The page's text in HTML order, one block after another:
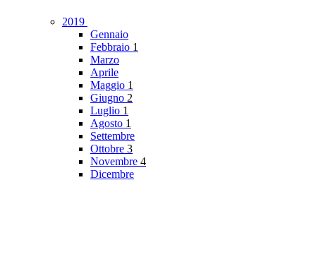
2019
Gennaio
Febbraio 1
Marzo
Aprile
Maggio 1
Giugno 2
Luglio 1
Agosto 1
Settembre
Ottobre 3
Novembre 4
Dicembre